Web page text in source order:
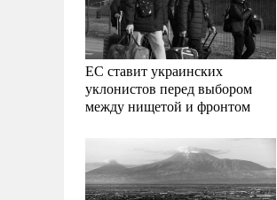
ЕС ставит украинских
уклонистов перед выбором
между нищетой и фронтом